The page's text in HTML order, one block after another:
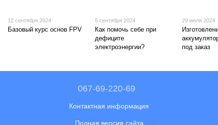
12 сентября 2024
Базовый курс основ FPV
5 сентября 2024
Как помочь себе при
дефиците
электроэнергии?
29 июля 2024
под заказ
067-69-220-69
Контактная информация
Полная версия сайта